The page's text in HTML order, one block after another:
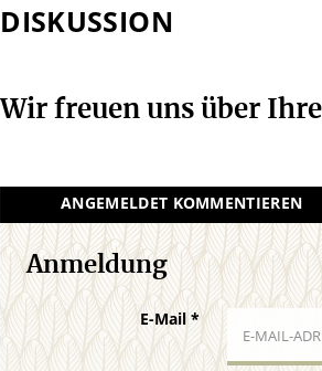
DISKUSSION
Wir freuen uns über
ANGEMELDET KOMMENTIEREN
Anmeldung
E-Mail *